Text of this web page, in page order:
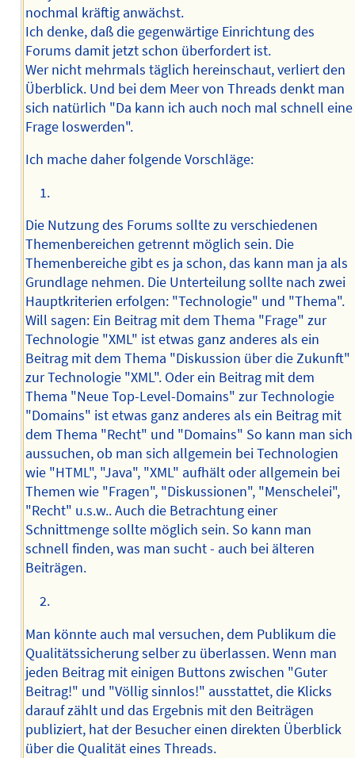
nochmal kräftig anwächst.
Ich denke, daß die gegenwärtige Einrichtung des
Forums damit jetzt schon überfordert ist.
Wer nicht mehrmals täglich hereinschaut, verliert den
Überblick. Und bei dem Meer von Threads denkt man
sich natürlich "Da kann ich auch noch mal schnell eine
Frage loswerden".
Ich mache daher folgende Vorschläge:
Die Nutzung des Forums sollte zu verschiedenen
Themenbereichen getrennt möglich sein. Die
Themenbereiche gibt es ja schon, das kann man ja als
Grundlage nehmen. Die Unterteilung sollte nach zwei
Hauptkriterien erfolgen: "Technologie" und "Thema".
Will sagen: Ein Beitrag mit dem Thema "Frage" zur
Technologie "XML" ist etwas ganz anderes als ein
Beitrag mit dem Thema "Diskussion über die Zukunft"
zur Technologie "XML". Oder ein Beitrag mit dem
Thema "Neue Top-Level-Domains" zur Technologie
"Domains" ist etwas ganz anderes als ein Beitrag mit
dem Thema "Recht" und "Domains" So kann man sich
aussuchen, ob man sich allgemein bei Technologien
wie "HTML", "Java", "XML" aufhält oder allgemein bei
Themen wie "Fragen", "Diskussionen", "Menschelei",
"Recht" u.s.w.. Auch die Betrachtung einer
Schnittmenge sollte möglich sein. So kann man
schnell finden, was man sucht - auch bei älteren
Beiträgen.
Man könnte auch mal versuchen, dem Publikum die
Qualitätssicherung selber zu überlassen. Wenn man
jeden Beitrag mit einigen Buttons zwischen "Guter
Beitrag!" und "Völlig sinnlos!" ausstattet, die Klicks
darauf zählt und das Ergebnis mit den Beiträgen
publiziert, hat der Besucher einen direkten Überblick
über die Qualität eines Threads.